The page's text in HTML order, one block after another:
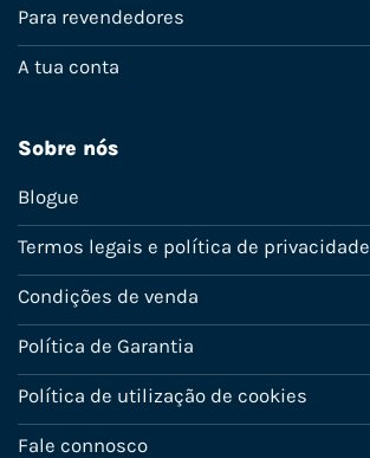
Para revendedores
A tua conta
Sobre nós
Blogue
Termos legais e política de privacidade
Condições de venda
Política de Garantia
Política de utilização de cookies
Fale connosco